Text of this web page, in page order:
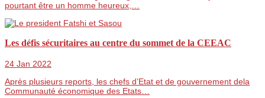
pourtant être un homme heureux,…
Les défis sécuritaires au centre du sommet de la CEEAC
24 Jan 2022
Après plusieurs reports, les chefs d’Etat et de gouvernement dela
Communauté économique des Etats…